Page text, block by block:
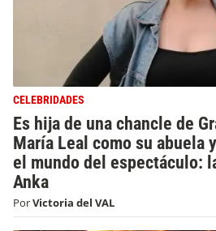
CELEBRIDADES
Es hija de una chancle de
María Leal como su abuela
el mundo del espectáculo:
Anka
PorVictoria del VAL